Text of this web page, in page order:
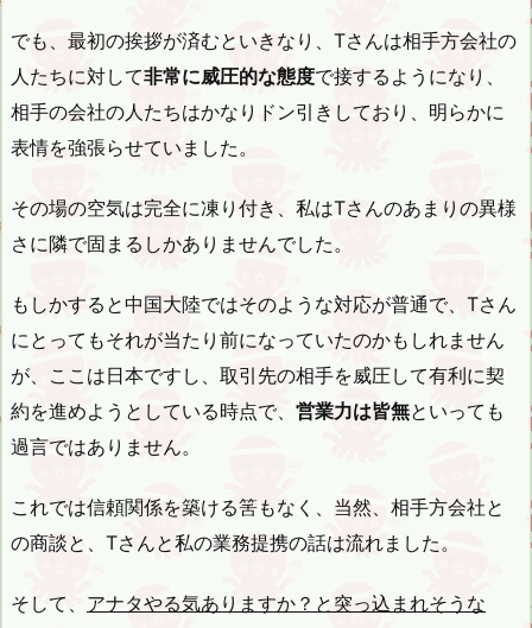
でも、最初の挨拶が済むといきなり、Tさんは相手方会社の
人たちに対して非常に威圧的な態度で接するようになり、
相手の会社の人たちはかなりドン引きしており、明らかに
表情を強張らせていました。
その場の空気は完全に凍り付き、私はTさんのあまりの異様
さに隣で固まるしかありませんでした。
もしかすると中国大陸ではそのような対応が普通で、Tさん
にとってもそれが当たり前になっていたのかもしれません
が、ここは日本ですし、取引先の相手を威圧して有利に契
約を進めようとしている時点で、 営業力は皆無といっても
過言ではありません。
これでは信頼関係を築ける筈もなく、当然、相手方会社と
の商談と、Tさんと私の業務提携の話は流れました。
そして、 アナタやる気ありますか？と突っ込まれそうな